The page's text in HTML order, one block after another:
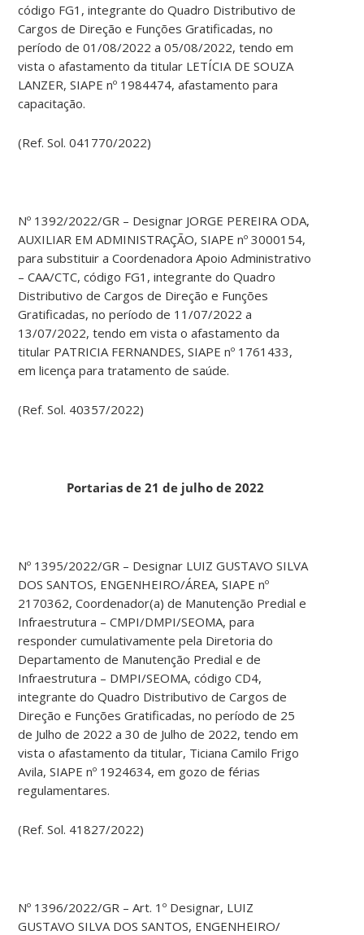
código FG1, integrante do Quadro Distributivo de
Cargos de Direção e Funções Gratificadas, no
período de 01/08/2022 a 05/08/2022, tendo em
vista o afastamento da titular LETÍCIA DE SOUZA
LANZER, SIAPE nº 1984474, afastamento para
capacitação.
(Ref. Sol. 041770/2022)
Nº 1392/2022/GR – Designar JORGE PEREIRA ODA,
AUXILIAR EM ADMINISTRAÇÃO, SIAPE nº 3000154,
para substituir a Coordenadora Apoio Administrativo
– CAA/CTC, código FG1, integrante do Quadro
Distributivo de Cargos de Direção e Funções
Gratificadas, no período de 11/07/2022 a
13/07/2022, tendo em vista o afastamento da
titular PATRICIA FERNANDES, SIAPE nº 1761433,
em licença para tratamento de saúde.
(Ref. Sol. 40357/2022)
Portarias de 21 de julho de 2022
Nº 1395/2022/GR – Designar LUIZ GUSTAVO SILVA
DOS SANTOS, ENGENHEIRO/ÁREA, SIAPE nº
2170362, Coordenador(a) de Manutenção Predial e
Infraestrutura – CMPI/DMPI/SEOMA, para
responder cumulativamente pela Diretoria do
Departamento de Manutenção Predial e de
Infraestrutura – DMPI/SEOMA, código CD4,
integrante do Quadro Distributivo de Cargos de
Direção e Funções Gratificadas, no período de 25
de Julho de 2022 a 30 de Julho de 2022, tendo em
vista o afastamento da titular, Ticiana Camilo Frigo
Avila, SIAPE nº 1924634, em gozo de férias
regulamentares.
(Ref. Sol. 41827/2022)
Nº 1396/2022/GR – Art. 1º Designar, LUIZ
GUSTAVO SILVA DOS SANTOS, ENGENHEIRO/